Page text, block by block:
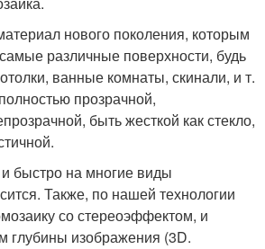
нового поколения, которым
различные поверхности, будь
ванные комнаты, скинали, и т.
прозрачной,
быть жесткой как стекло,
быстро на многие виды
Также, по нашей технологии
со стереоэффектом, и
глубины изображения (3D.